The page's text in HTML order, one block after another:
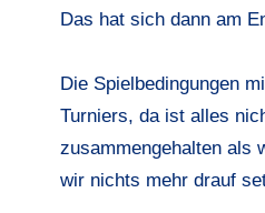
Das hat sich dann am
Die Spielbedingungen
Turniers, da ist alles
zusammengehalten als
wir nichts mehr drauf